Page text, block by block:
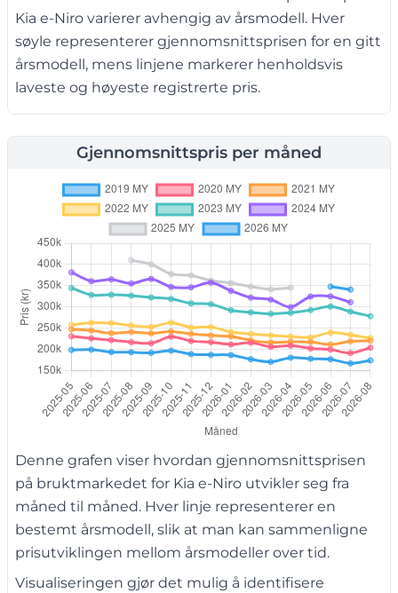
Kia e-Niro varierer avhengig av årsmodell. Hver
søyle representerer gjennomsnittsprisen for en gitt
årsmodell, mens linjene markerer henholdsvis
laveste og høyeste registrerte pris.
Gjennomsnittspris per måned
Denne grafen viser hvordan gjennomsnittsprisen
på bruktmarkedet for Kia e-Niro utvikler seg fra
måned til måned. Hver linje representerer en
bestemt årsmodell, slik at man kan sammenligne
prisutviklingen mellom årsmodeller over tid.
Visualiseringen gjør det mulig å identifisere